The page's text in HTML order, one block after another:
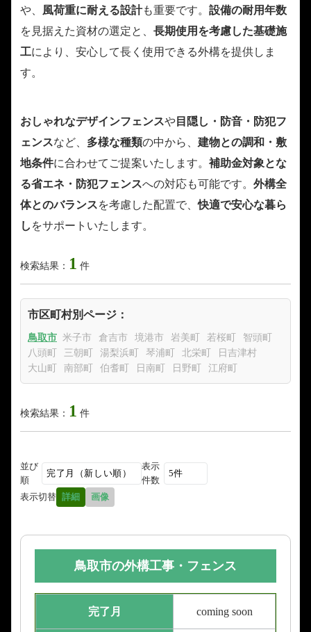
や、 風荷重に耐える設計も重要です。 設備の耐用年数
を見据えた資材の選定と、 長期使用を考慮した基礎施
工により、安心して長く使用できる外構を提供しま
す。
おしゃれなデザインフェンスや 目隠し・防音・防犯フ
ェンスなど、 多様な種類の中から、 建物との調和・敷
地条件に合わせてご提案いたします。 補助金対象とな
る省エネ・防犯フェンスへの対応も可能です。 外構全
体とのバランスを考慮した配置で、快適で安心な暮ら
し をサポートいたします。
検索結果： 1 件
市区町村別ページ：
鳥取市 米子市 倉吉市 境港市 岩美町 若桜町
智頭町
八頭町
三朝町 湯梨浜町 琴浦町 北栄町
日吉津村
大山町
南部町 伯耆町 日南町 日野町 江府町
検索結果： 1 件
並び
順
表示
件数
表示切替 詳細 画像
鳥取市の外構工事・フェンス
完了月 coming soon